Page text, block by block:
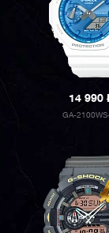
14 990
GA-